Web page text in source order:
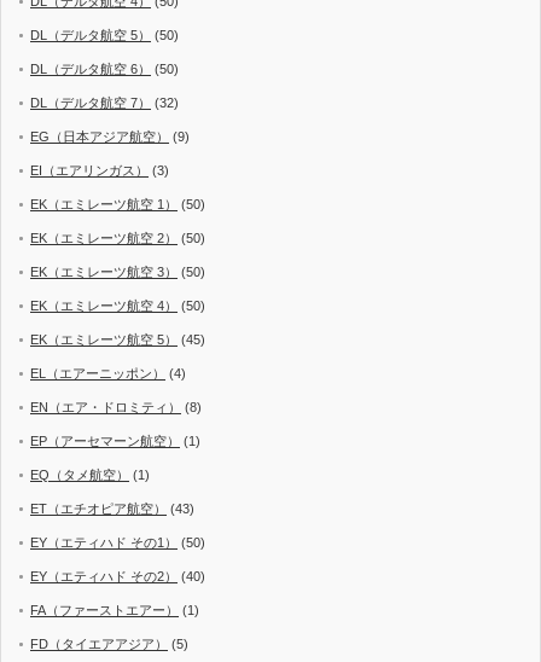
DL（デルタ航空 5） (50)
DL（デルタ航空 6） (50)
DL（デルタ航空 7） (32)
EG（日本アジア航空） (9)
EI（エアリンガス） (3)
EK（エミレーツ航空 1） (50)
EK（エミレーツ航空 2） (50)
EK（エミレーツ航空 3） (50)
EK（エミレーツ航空 4） (50)
EK（エミレーツ航空 5） (45)
EL（エアーニッポン） (4)
EN（エア・ドロミティ） (8)
EP（アーセマーン航空） (1)
EQ（タメ航空） (1)
ET（エチオピア航空） (43)
EY（エティハド その1） (50)
EY（エティハド その2） (40)
FA（ファーストエアー） (1)
FD（タイエアアジア） (5)